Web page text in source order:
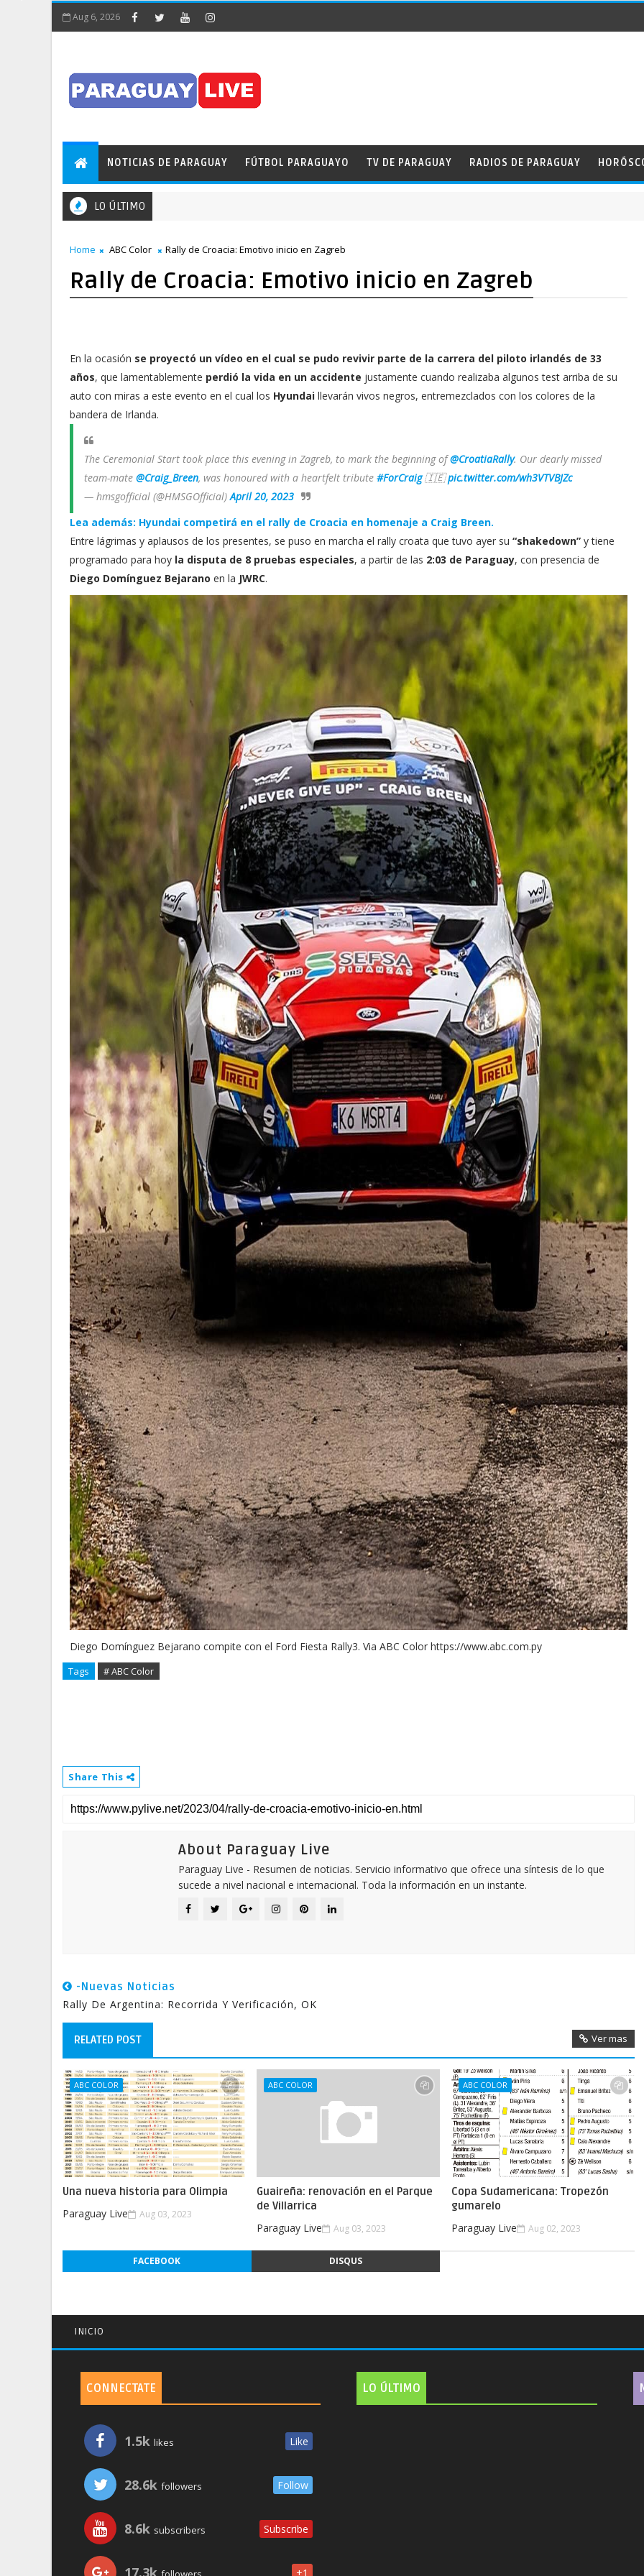
Aug 6, 2026
NOTICIAS DE PARAGUAY FÚTBOL PARAGUAYO TV DE PARAGUAY RADIOS DE PARAGUAY
LO ÚLTIMO
Home ABC Color Rally de Croacia: Emotivo inicio en Zagreb
Rally de Croacia: Emotivo inicio en Zagreb
En la ocasión se proyectó un vídeo en el cual se pudo revivir parte de la carrera del piloto irlandés de 33
años, que lamentablemente perdió la vida en un accidente justamente cuando realizaba algunos test arriba de su
auto con miras a este evento en el cual los Hyundai llevarán vivos negros, entremezclados con los colores de la
bandera de Irlanda.
The Ceremonial Start took place this evening in Zagreb, to mark the beginning of@CroatiaRally. Our dearly missed
team-mate @Craig_Breen, was honoured with a heartfelt tribute #ForCraig🇮🇪pic.twitter.com/wh3VTVBJZc
— hmsgofficial (@HMSGOfficial)April 20, 2023
Lea además: Hyundai competirá en el rally de Croacia en homenaje a Craig Breen.
Entre lágrimas y aplausos de los presentes, se puso en marcha el rally croata que tuvo ayer su “shakedown” y tiene
programado para hoy la disputa de 8 pruebas especiales, a partir de las 2:03 de Paraguay, con presencia de
Diego Domínguez Bejarano en la JWRC.
Diego Domínguez Bejarano compite con el Ford Fiesta Rally3. Via ABC Color https://www.abc.com.py
Tags # ABC Color
Share This
About Paraguay Live
Paraguay Live - Resumen de noticias. Servicio informativo que ofrece una síntesis de lo que
sucede a nivel nacional e internacional. Toda la información en un instante.
-Nuevas Noticias
Rally De Argentina: Recorrida Y Verificación, OK
RELATED POST Ver mas
ABC COLOR
Una nueva historia para Olimpia
Paraguay Live Aug 03, 2023
ABC COLOR
Guaireña: renovación en el Parque
de Villarrica
Paraguay Live Aug 03, 2023
ABC COLOR
Copa Sudamericana: Tropezón
gumarelo
Paraguay Live Aug 02, 2023
FACEBOOK DISQUS
INICIO
CONNECTATE
1.5k likes Like
28.6k followers Follow
8.6k subscribers Subscribe
17.3k +1
LO ÚLTIMO